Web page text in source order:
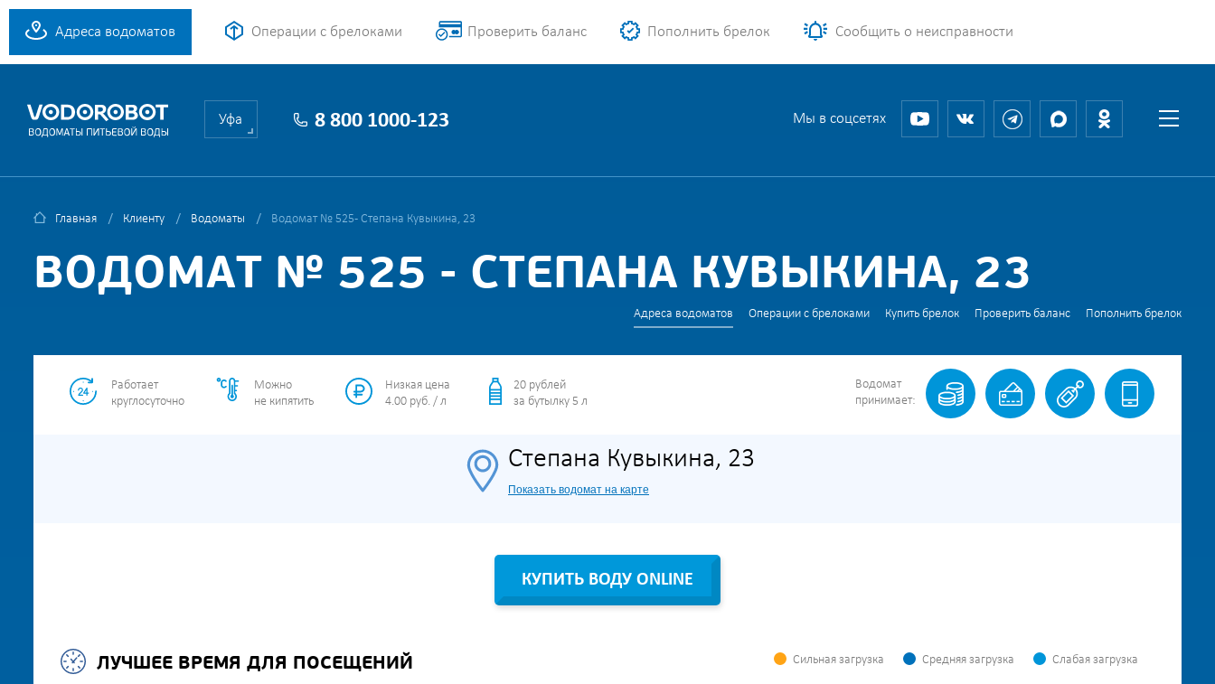
Адреса водоматов Операции с брелоками Проверить баланс Пополнить брелок Сообщить о неисправности
Уфа 8 800 1000-123 Мы в соцсетях
Главная Клиенту Водоматы Водомат № 525 - Степана Кувыкина, 23
ВОДОМАТ № 525 - СТЕПАНА КУВЫКИНА, 23
Адреса водоматов Операции с брелоками Купить брелок Проверить баланс Пополнить брелок
Работает
круглосуточно
Можно
не кипятить
Низкая цена
4.00 руб. / л
20 рублей
за бутылку 5 л
Водомат
принимает:
Степана Кувыкина, 23
Показать водомат на карте
КУПИТЬ ВОДУ ONLINE
ЛУЧШЕЕ ВРЕМЯ ДЛЯ ПОСЕЩЕНИЙ Сильная загрузка Средняя загрузка Слабая загрузка